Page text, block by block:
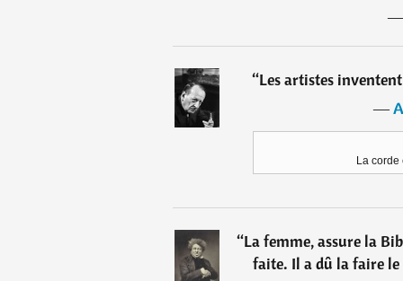
“Les artistes
―
La corde
“La femme, assure la
faite. Il a dû la faire